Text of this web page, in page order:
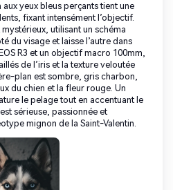
yeux bleus perçants tient une
fixant intensément l’objectif.
utilisant un schéma
du visage et laisse l’autre dans
R3 et un objectif macro 100mm,
de l’iris et la texture veloutée
plan est sombre, gris charbon,
du chien et la fleur rouge. Un
le pelage tout en accentuant le
sérieuse, passionnée et
mignon de la Saint-Valentin.